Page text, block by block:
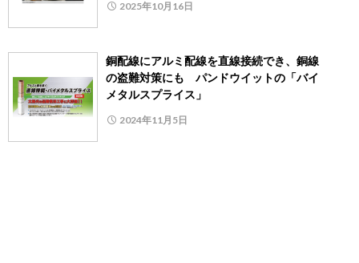
2025年10月16日
銅配線にアルミ配線を直線接続でき、銅線
の盗難対策にも パンドウイットの「バイ
メタルスプライス」
2024年11月5日